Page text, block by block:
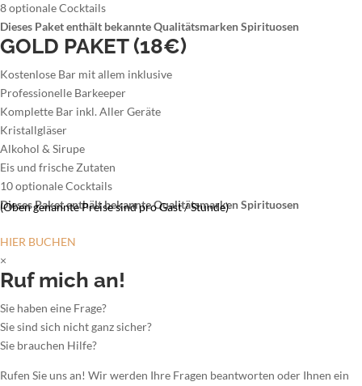
8 optionale Cocktails
Dieses Paket enthält bekannte Qualitätsmarken Spirituosen
GOLD PAKET (18€)
Kostenlose Bar mit allem inklusive
Professionelle Barkeeper
Komplette Bar inkl. Aller Geräte
Kristallgläser
Alkohol & Sirupe
Eis und frische Zutaten
10 optionale Cocktails
Dieses Paket enthält bekannte Qualitätsmarken Spirituosen
(Oben genannte Preise sind pro Gast / Stunde)
HIER BUCHEN
×
Ruf mich an!
Sie haben eine Frage?
Sie sind sich nicht ganz sicher?
Sie brauchen Hilfe?
Rufen Sie uns an! Wir werden Ihre Fragen beantworten oder Ihnen ein